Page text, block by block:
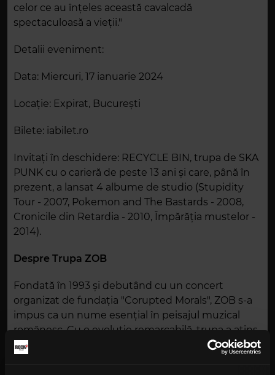
celor ce au înțeles această cavalcadă
spectaculoasă a vieții."
Detalii eveniment:
Data: Miercuri, 17 ianuarie 2024
Locație: Expirat, București
Bilete: iabilet.ro
Invitați în deschidere: RECYCLE BIN, trupa de SKA
PUNK cu o carieră de peste 13 ani și care, până în
prezent, a lansat 4 albume de studio (Stupidity
Tour - 2007, Pokemon and The Bastards - 2008,
Cronicile din Retardia - 2010, Împărăția mustelor -
2014).
Despre Trupa ZOB
Fondată în 1993 și debutând cu un concert
organizat de fundația "Corupted Morals", ZOB s-a
impus ca un nume esențial în peisajul muzical
românesc. Cu o evoluție remarcabilă, trupa a atins
apogeul succesului odată cu lansarea albumului